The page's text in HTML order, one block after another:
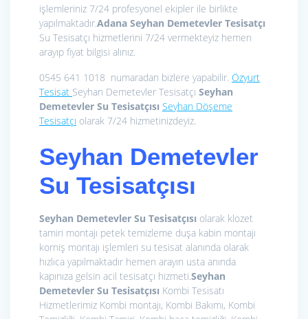
işlemleriniz 7/24 profesyonel ekipler ile birlikte
yapılmaktadır.Adana Seyhan Demetevler Tesisatçı
Su Tesisatçı hizmetlerini 7/24 vermekteyiz hemen
arayıp fiyat bilgisi alınız.
0545 641 1018 numaradan bizlere yapabilir. Özyurt
Tesisat Seyhan Demetevler Tesisatçı Seyhan
Demetevler Su Tesisatçısı Seyhan Döşeme
Tesisatçı olarak 7/24 hizmetinizdeyiz.
Seyhan Demetevler
Su Tesisatçısı
Seyhan Demetevler Su Tesisatçısı olarak klozet
tamiri montajı petek temizleme duşa kabin montajı
korniş montajı işlemleri su tesisat alanında olarak
hızlıca yapılmaktadır hemen arayın usta anında
kapınıza gelsin acil tesisatçı hizmeti.Seyhan
Demetevler Su Tesisatçısı Kombi Tesisatı
Hizmetlerimiz Kombi montajı, Kombi Bakımı, Kombi